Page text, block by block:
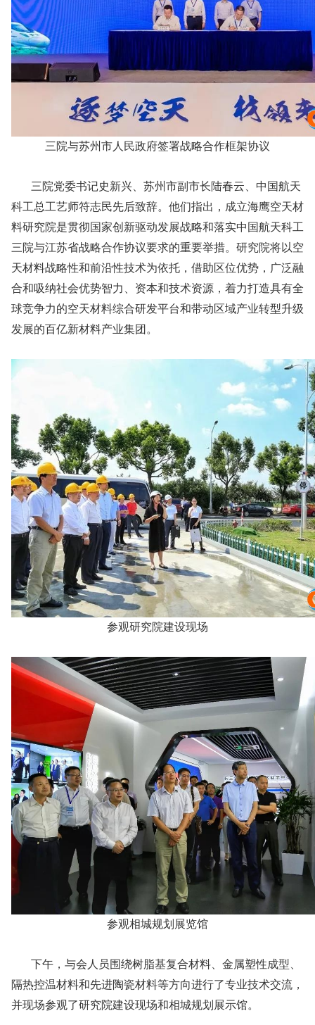
三院与苏州市人民政府签署战略合作框架协议
三院党委书记史新兴、苏州市副市长陆春云、中国航天
科工总工艺师符志民先后致辞。他们指出，成立海鹰空天材
料研究院是贯彻国家创新驱动发展战略和落实中国航天科工
三院与江苏省战略合作协议要求的重要举措。研究院将以空
天材料战略性和前沿性技术为依托，借助区位优势，广泛融
合和吸纳社会优势智力、资本和技术资源，着力打造具有全
球竞争力的空天材料综合研发平台和带动区域产业转型升级
发展的百亿新材料产业集团。
参观研究院建设现场
参观相城规划展览馆
下午，与会人员围绕树脂基复合材料、金属塑性成型、
隔热控温材料和先进陶瓷材料等方向进行了专业技术交流，
并现场参观了研究院建设现场和相城规划展示馆。